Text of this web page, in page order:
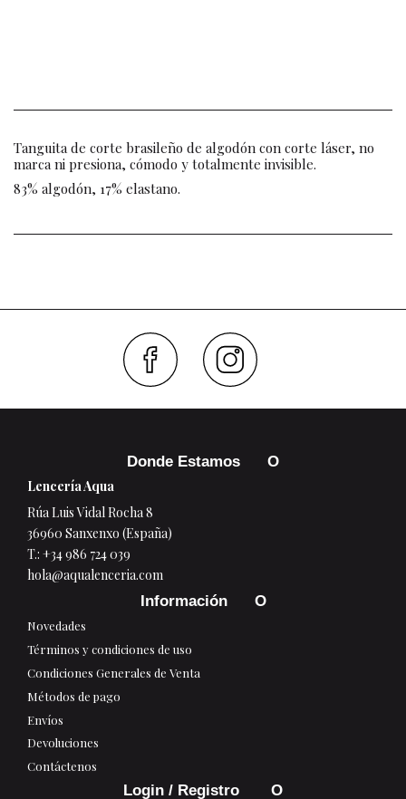
Tanguita de corte brasileño de algodón con corte láser, no
marca ni presiona, cómodo y totalmente invisible.
83% algodón, 17% elastano.
Donde Estamos
Lencería Aqua
Rúa Luis Vidal Rocha 8
36960 Sanxenxo (España)
T.: +34 986 724 039
hola@aqualenceria.com
Información
Novedades
Términos y condiciones de uso
Condiciones Generales de Venta
Métodos de pago
Envíos
Devoluciones
Contáctenos
Login / Registro